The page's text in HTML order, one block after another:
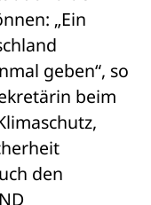
„Ein
geben“, so
beim
den